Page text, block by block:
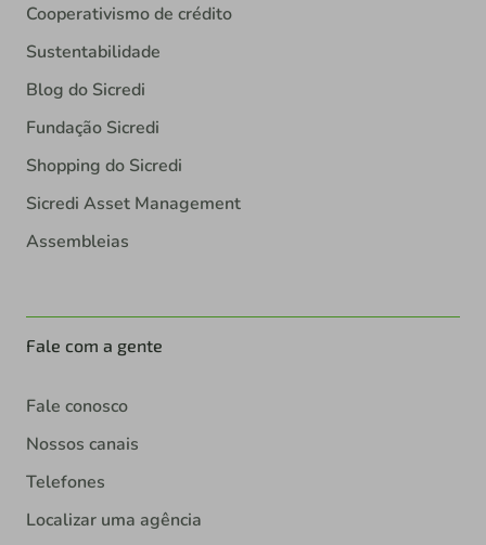
Cooperativismo de crédito
Sustentabilidade
Blog do Sicredi
Fundação Sicredi
Shopping do Sicredi
Sicredi Asset Management
Assembleias
Fale com a gente
Fale conosco
Nossos canais
Telefones
Localizar uma agência